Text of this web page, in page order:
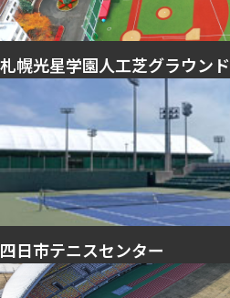
札幌光星学園人工芝グラウンド
四日市テニスセンター